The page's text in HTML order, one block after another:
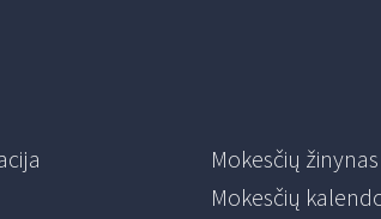
Mokesčių žinynas
Mokesčių